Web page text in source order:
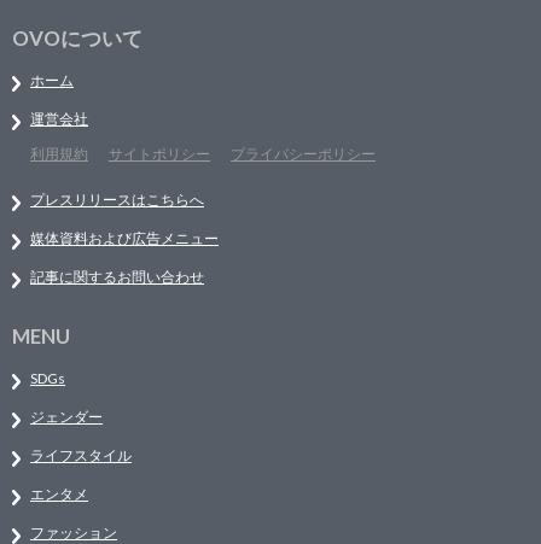
OVOについて
ホーム
運営会社
利用規約
サイトポリシー プライバシーポリシー
プレスリリースはこちらへ
媒体資料および広告メニュー
記事に関するお問い合わせ
MENU
SDGs
ジェンダー
ライフスタイル
エンタメ
ファッション